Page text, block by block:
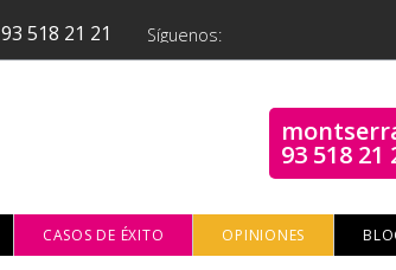
93 518 21 21 Síguenos:
93 518 21
CASOS DE ÉXITO OPINIONES